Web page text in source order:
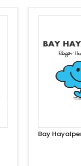
Bay